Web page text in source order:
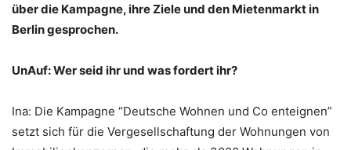
über die Kampagne, ihre Ziele und den Mietenmarkt in
Berlin gesprochen.
UnAuf: Wer seid ihr und was fordert ihr?
Ina: Die Kampagne “Deutsche Wohnen und Co enteignen”
setzt sich für die Vergesellschaftung der Wohnungen von